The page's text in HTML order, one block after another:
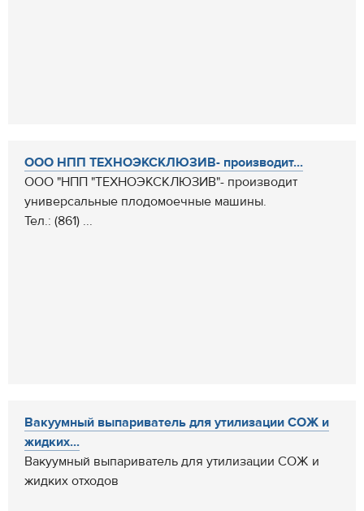
ООО НПП ТЕХНОЭКСКЛЮЗИВ- производит...
ООО "НПП "ТЕХНОЭКСКЛЮЗИВ"- производит
универсальные плодомоечные машины.
Тел.: (861) ...
Вакуумный выпариватель для утилизации СОЖ и
жидких...
Вакуумный выпариватель для утилизации СОЖ и
жидких отходов